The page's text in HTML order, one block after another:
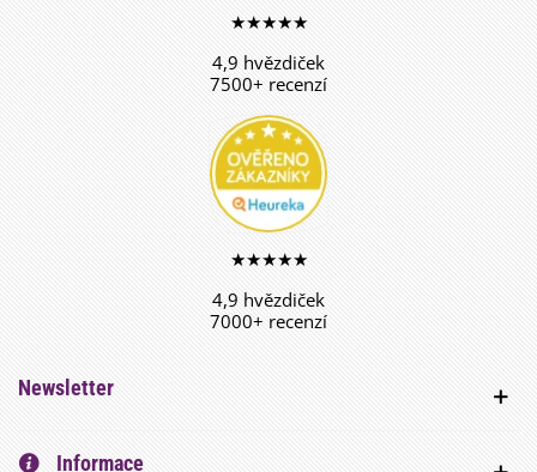
★★★★★
4,9 hvězdiček
7500+ recenzí
★★★★★
4,9 hvězdiček
7000+ recenzí
Newsletter
Informace